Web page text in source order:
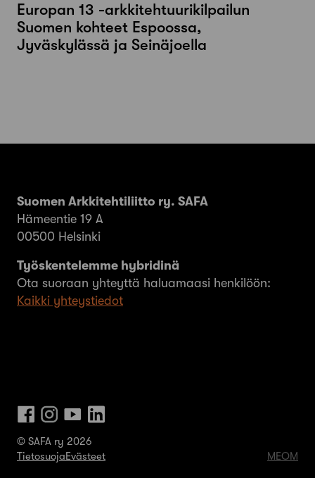
Europan 13 -arkkitehtuurikilpailun
Suomen kohteet Espoossa,
Jyväskylässä ja Seinäjoella
Suomen Arkkitehtiliitto ry. SAFA
Hämeentie 19 A
00500 Helsinki
Työskentelemme hybridinä
Ota suoraan yhteyttä haluamaasi henkilöön:
Kaikki yhteystiedot
© SAFA ry 2026
TietosuojaEvästeet MEOM